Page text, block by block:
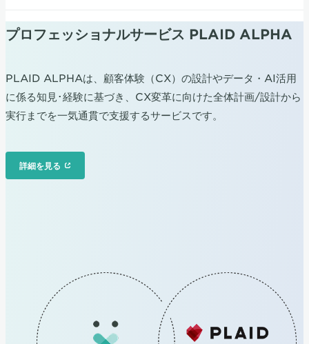
プロフェッショナルサービス PLAID ALPHA
PLAID ALPHAは、顧客体験（CX）の設計やデータ・AI活用
に係る知見･経験に基づき、CX変革に向けた全体計画/設計から
実行までを一気通貫で支援するサービスです。
詳細を見る